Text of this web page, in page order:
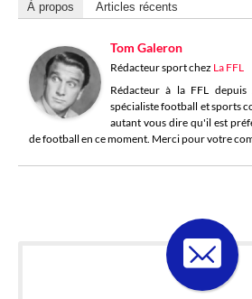
À propos Articles récents
Tom Galeron
Rédacteur sportchez La FFL
Rédacteur à la FFL
spécialiste football et sports
autant vous dire qu'il est
de football en ce moment. Merci pour votre